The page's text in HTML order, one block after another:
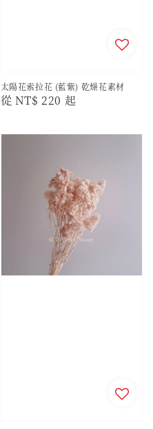
太陽花索拉花 (藍紫) 乾燥花素材
Regular
從 NT$ 220 起